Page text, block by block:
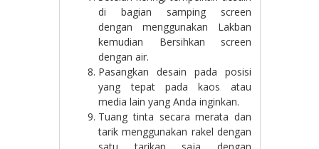
di bagian samping screen
dengan menggunakan Lakban
kemudian Bersihkan screen
dengan air.
Pasangkan desain pada posisi
yang tepat pada kaos atau
media lain yang Anda inginkan.
Tuang tinta secara merata dan
tarik menggunakan rakel dengan
satu tarikan saja dengan